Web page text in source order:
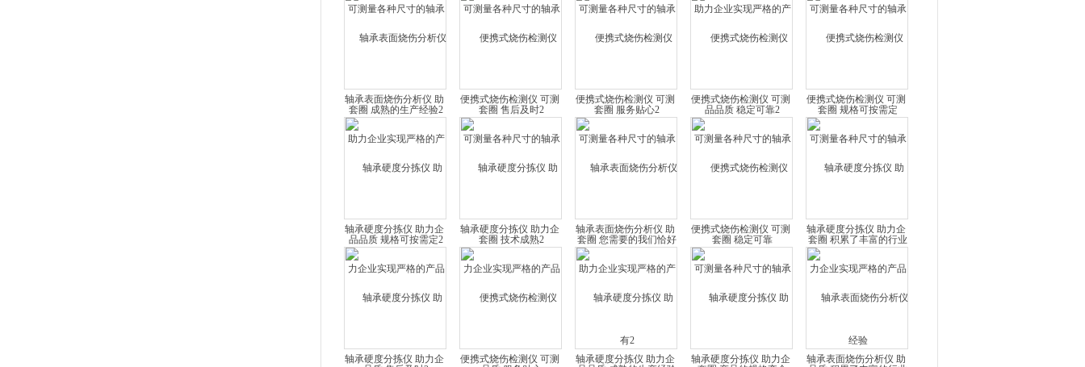
成熟的生产经验2
售后及时2
服务贴心2
品质 稳定可靠2
规格可按需定
轴承表面烧伤分析仪 助
力企业实现严格的产品
品质 规格可按需定2
便携式烧伤检测仪 可测
量各种尺寸的轴承套圈
技术成熟2
便携式烧伤检测仪 可测
量各种尺寸的轴承套圈
您需要的我们恰好有2
便携式烧伤检测仪 可测
量各种尺寸的轴承套圈
稳定可靠
便携式烧伤检测仪 可测
量各种尺寸的轴承套圈
积累了丰富的行业经验
轴承硬度分拣仪 助力企
业实现严格的产品品质
售后及时2
轴承硬度分拣仪 助力企
业实现严格的产品品质
服务贴心
轴承表面烧伤分析仪 助
力企业实现严格的产品
品质 成熟的生产经验
便携式烧伤检测仪 可测
量各种尺寸的轴承套圈
产品的规格齐全
轴承硬度分拣仪 助力企
业实现严格的产品品质
积累了丰富的行业经验
轴承硬度分拣仪 助力企 便携式烧伤检测仪 可测 轴承硬度分拣仪 助力企 轴承硬度分拣仪 助力企 轴承表面烧伤分析仪 助